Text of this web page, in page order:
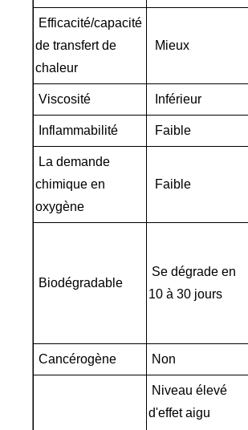
Efficacité/capacité
de transfert de
chaleur
Mieux
Viscosité Inférieur
Inflammabilité Faible
La demande
chimique en
oxygène
Faible
Biodégradable
Se dégrade en
10 à 30 jours
Cancérogène Non
Niveau élevé
d'effet aigu